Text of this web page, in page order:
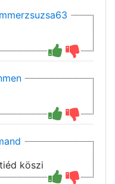
az aranyhal dij a tiéd köszi